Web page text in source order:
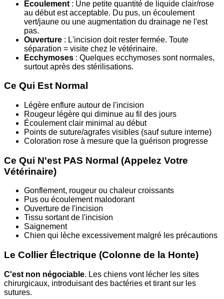
Écoulement : Une petite quantité de liquide clair/rose
au début est acceptable. Du pus, un écoulement
vert/jaune ou une augmentation du drainage ne l'est
pas.
Ouverture : L'incision doit rester fermée. Toute
séparation = visite chez le vétérinaire.
Ecchymoses : Quelques ecchymoses sont normales,
surtout après des stérilisations.
Ce Qui Est Normal
Légère enflure autour de l'incision
Rougeur légère qui diminue au fil des jours
Écoulement clair minimal au début
Points de suture/agrafes visibles (sauf suture interne)
Coloration rose à mesure que la guérison progresse
Ce Qui N'est PAS Normal (Appelez Votre
Vétérinaire)
Gonflement, rougeur ou chaleur croissants
Pus ou écoulement malodorant
Ouverture de l'incision
Tissu sortant de l'incision
Saignement
Chien qui lèche excessivement malgré les précautions
Le Collier Électrique (Colonne de la Honte)
C'est non négociable. Les chiens vont lécher les sites
chirurgicaux, introduisant des bactéries et tirant sur les
sutures.